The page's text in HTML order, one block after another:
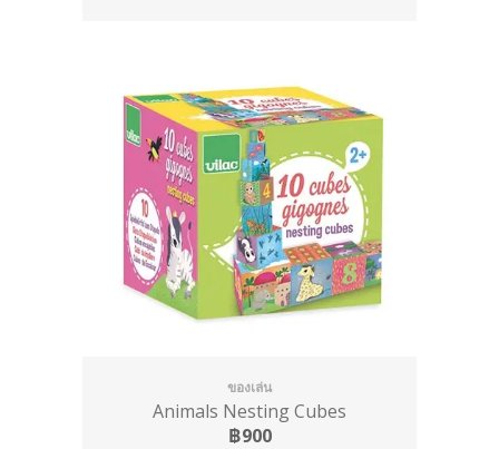
ของเล่น
Animals Nesting Cubes
฿900